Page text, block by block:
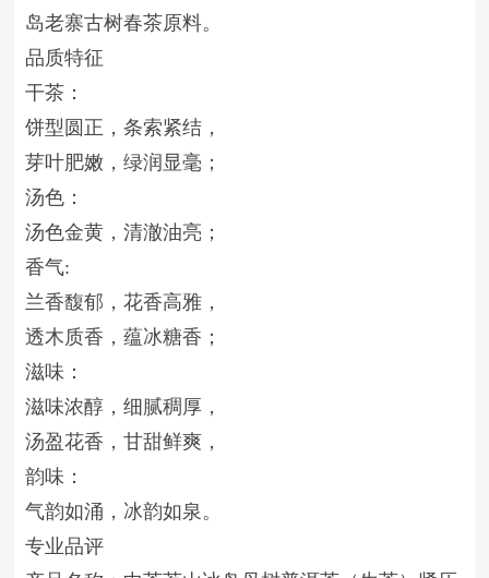
岛老寨古树春茶原料。
品质特征
干茶：
饼型圆正，条索紧结，
芽叶肥嫩，绿润显毫；
汤色：
汤色金黄，清澈油亮；
香气:
兰香馥郁，花香高雅，
透木质香，蕴冰糖香；
滋味：
滋味浓醇，细腻稠厚，
汤盈花香，甘甜鲜爽，
韵味：
气韵如涌，冰韵如泉。
专业品评